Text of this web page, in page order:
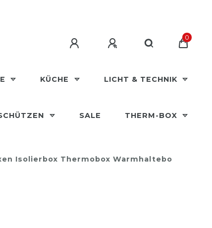
0
KÜCHE LICHT & TECHNIK
SALE THERM-BOX
Isolierbox Thermobox Warmhaltebo